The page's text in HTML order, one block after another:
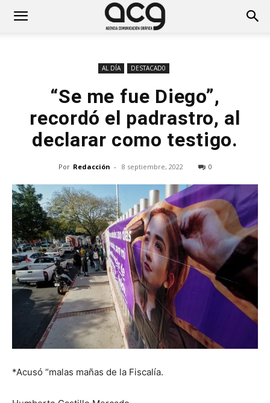
AL DÍA DESTACAD0
“Se me fue Diego”,
recordó el padrastro, al
declarar como testigo.
Por Redacción - 8 septiembre, 2022 0
*Acusó “malas mañas de la Fiscalía.